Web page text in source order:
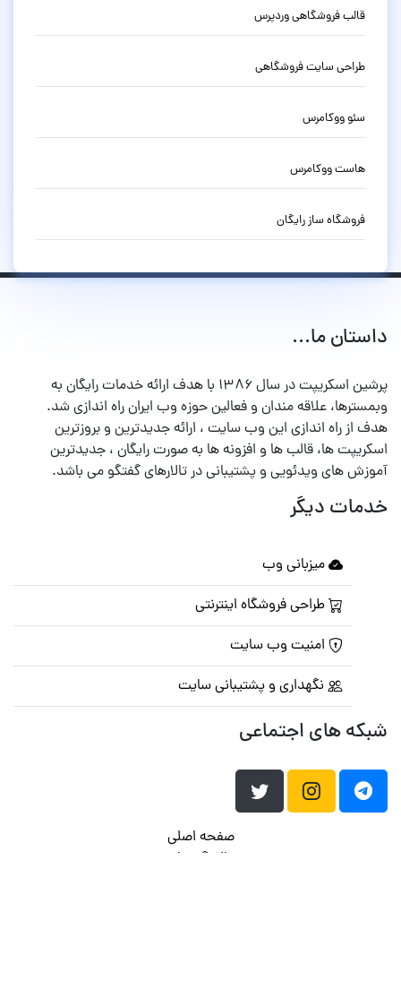
قالب فروشگاهی وردپرس
طراحی سایت فروشگاهی
سئو ووکامرس
هاست ووکامرس
فروشگاه ساز رایگان
داستان ما...
پرشین اسکریپت در سال ۱۳۸۶ با هدف ارائه خدمات رایگان به
وبمسترها، علاقه مندان و فعالین حوزه وب ایران راه اندازی شد.
هدف از راه اندازی این وب سایت ، ارائه جدیدترین و بروزترین
اسکریپت ها، قالب ها و افزونه ها به صورت رایگان ، جدیدترین
آموزش های ویدئویی و پشتیبانی در تالارهای گفتگو می باشد.
خدمات دیگر
میزبانی وب
طراحی فروشگاه اینترنتی
امنیت وب سایت
نگهداری و پشتیبانی سایت
شبکه های اجتماعی
صفحه اصلی
تالار گفتمان